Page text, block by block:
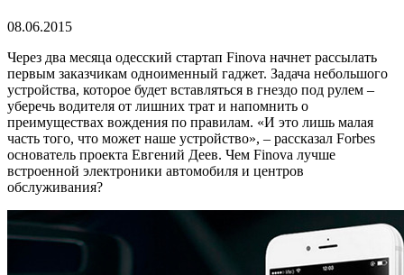
08.06.2015
Через два месяца одесский стартап Finova начнет рассылать
первым заказчикам одноименный гаджет. Задача небольшого
устройства, которое будет вставляться в гнездо под рулем –
уберечь водителя от лишних трат и напомнить о
преимуществах вождения по правилам. «И это лишь малая
часть того, что может наше устройство», – рассказал Forbes
основатель проекта Евгений Деев. Чем Finova лучше
встроенной электроники автомобиля и центров
обслуживания?